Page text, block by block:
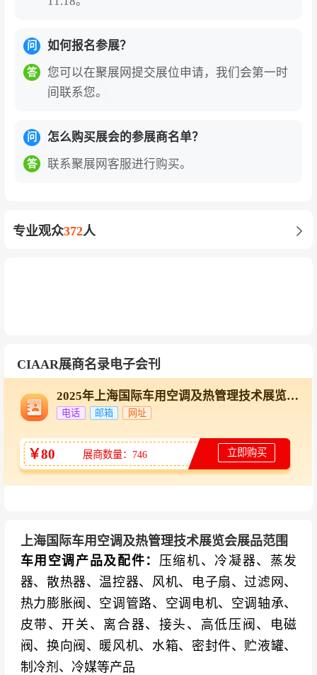
体，实现高效的商务对接与市场拓展。展会首日
即促成光明乳业、盒马等企业与东南亚客商达成1
2项初步合作意向，预计全场交易额将突破30亿
对于中国企业的独特价值——抢占新能源热管理
汽车渗透率预计超40%，带动车用空调市场规模
国前列。CIAAR是中国车用空调及热管理企业展
技术创新与行业趋势的前沿阵地：2025年展会
上，800V高压平台技术成为新能源热管理专区焦
点：银轮股份推出多回路液冷系统，可同时实现
电机、电池、电子设备的精准控温；三花智控发
布车载热泵空调集成阀件，在-30℃极寒环境下制
单位容积制冷量提升25%。智能控制领域，美的
集团鲜净感空气机T6搭载DeepSeek语音大模
型，能耗降低30%；格力AI智能节能芯片使车用
空调全年动态能效提升15.8%。
高端论坛与行业资源的深度链接：展会同期举办
第七届新能源汽车热管理技术论坛、驻车空调及
问 如何报名参展？
答
您可以在聚展网提交展位申请，我们会第一时
间联系您。
问 怎么购买展会的参展商名单？
答 联系聚展网客服进行购买。
专业观众372人
CIAAR展商名录电子会刊
2025年上海国际车用空调及热管理技术展览会在线展商名录
电话 邮箱 网址
￥80 展商数量：746 立即购买
上海国际车用空调及热管理技术展览会展品范围
车用空调产品及配件： 压缩机、冷凝器、蒸发
器、散热器、温控器、风机、电子扇、过滤网、
热力膨胀阀、空调管路、空调电机、空调轴承、
皮带、开关、离合器、接头、高低压阀、电磁
阀、换向阀、暖风机、水箱、密封件、贮液罐、
制冷剂、冷媒等产品